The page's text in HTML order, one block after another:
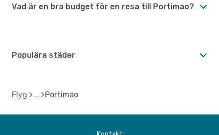
Vad är en bra budget för en resa till Portimao?
Populära städer
Flyg Portimao